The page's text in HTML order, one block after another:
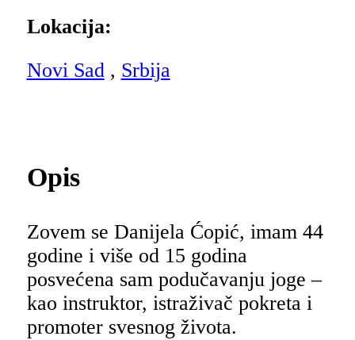
Lokacija:
Novi Sad, Srbija
Opis
Zovem se Danijela Ćopić, imam 44
godine i više od 15 godina
posvećena sam podučavanju joge –
kao instruktor, istraživač pokreta i
promoter svesnog života.